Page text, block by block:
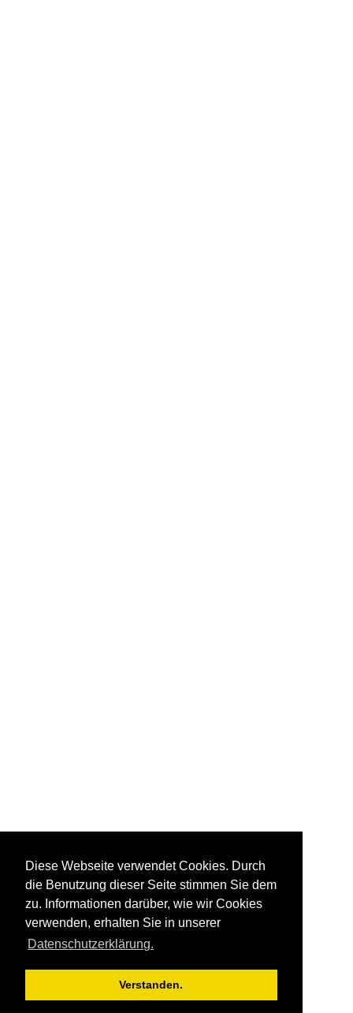
Diese Webseite verwendet Cookies. Durch
die Benutzung dieser Seite stimmen Sie dem
zu. Informationen darüber, wie wir Cookies
verwenden, erhalten Sie in unserer
Datenschutzerklärung.
Verstanden.